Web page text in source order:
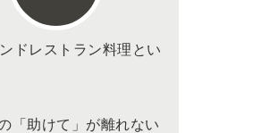
ドレストラン料理とい
「助けて」が離れない